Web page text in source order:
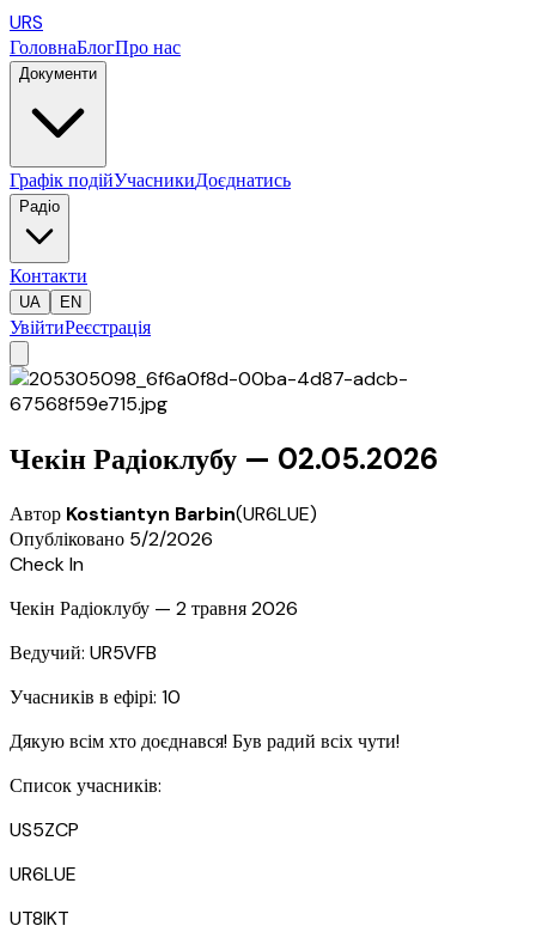
URS
ГоловнаБлогПро нас
Документи
Графік подійУчасникиДоєднатись
Радіо
Контакти
UA EN
УвійтиРеєстрація
Чекін Радіоклубу — 02.05.2026
Автор Kostiantyn Barbin(UR6LUE)
Опубліковано 5/2/2026
Check In
Чекін Радіоклубу — 2 травня 2026
Ведучий: UR5VFB
Учасників в ефірі: 10
Дякую всім хто доєднався! Був радий всіх чути!
Список учасників:
US5ZCP
UR6LUE
UT8IKT